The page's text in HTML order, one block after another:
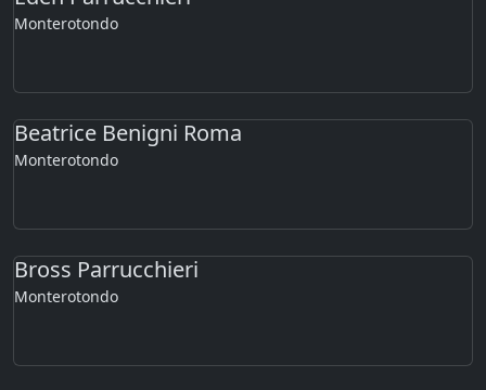
Monterotondo
Beatrice Benigni Roma
Monterotondo
Bross Parrucchieri
Monterotondo